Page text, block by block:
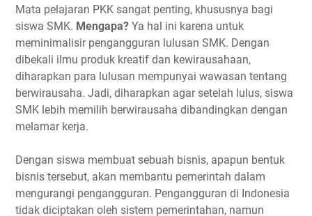
Mata pelajaran PKK sangat penting, khususnya bagi
siswa SMK. Mengapa? Ya hal ini karena untuk
meminimalisir pengangguran lulusan SMK. Dengan
dibekali ilmu produk kreatif dan kewirausahaan,
diharapkan para lulusan mempunyai wawasan tentang
berwirausaha. Jadi, diharapkan agar setelah lulus, siswa
SMK lebih memilih berwirausaha dibandingkan dengan
melamar kerja.
Dengan siswa membuat sebuah bisnis, apapun bentuk
bisnis tersebut, akan membantu pemerintah dalam
mengurangi pengangguran. Pengangguran di Indonesia
tidak diciptakan oleh sistem pemerintahan, namun